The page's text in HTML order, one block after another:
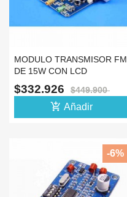
MODULO TRANSMISOR FM
DE 15W CON LCD
$332.926 $449.900
add_shopping_cart Añadir
-6%